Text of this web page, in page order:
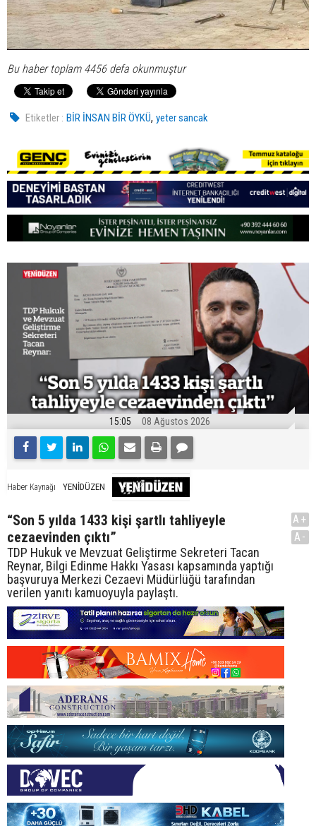
Bu haber toplam 4456 defa okunmuştur
Etiketler : BİR İNSAN BİR ÖYKÜ,yeter sancak
15:05 08 Ağustos 2026
Haber Kaynağı YENİDÜZEN
“Son 5 yılda 1433 kişi şartlı tahliyeyle
cezaevinden çıktı”
TDP Hukuk ve Mevzuat Geliştirme Sekreteri Tacan
Reynar, Bilgi Edinme Hakkı Yasası kapsamında yaptığı
başvuruya Merkezi Cezaevi Müdürlüğü tarafından
verilen yanıtı kamuoyuyla paylaştı.
A+
A-